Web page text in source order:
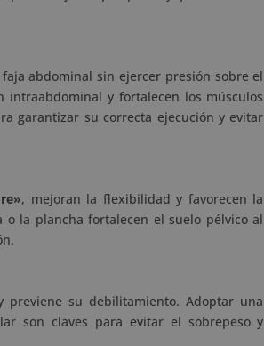
abdominal sin ejercer presión sobre el
intraabdominal y fortalecen los músculos
garantizar su correcta ejecución y evitar
, mejoran la flexibilidad y favorecen la
la plancha fortalecen el suelo pélvico al
su debilitamiento. Adoptar una
son claves para evitar el sobrepeso y